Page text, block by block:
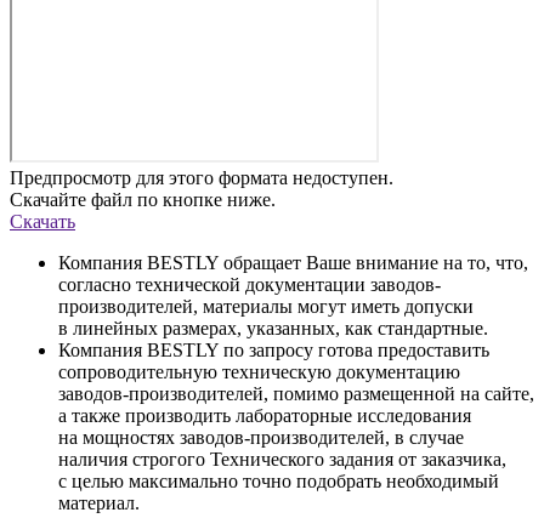
Предпросмотр для этого формата недоступен.
Скачайте файл по кнопке ниже.
Скачать
Компания BESTLY обращает Ваше внимание на то, что,
согласно технической документации заводов-
производителей, материалы могут иметь допуски
в линейных размерах, указанных, как стандартные.
Компания BESTLY по запросу готова предоставить
сопроводительную техническую документацию
заводов-производителей, помимо размещенной на сайте,
а также производить лабораторные исследования
на мощностях заводов-производителей, в случае
наличия строгого Технического задания от заказчика,
с целью максимально точно подобрать необходимый
материал.